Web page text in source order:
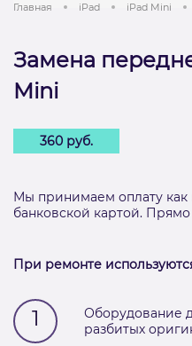
Главная iPad iPad Mini
Замена
Mini
360 руб.
Мы принимаем оплату как
банковской картой. Прямо
При ремонте
1
Оборудование
разбитых